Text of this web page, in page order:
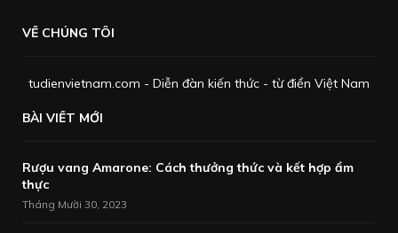
VỀ CHÚNG TÔI
tudienvietnam.com - Diễn đàn kiến thức - từ điển Việt Nam
BÀI VIẾT MỚI
Rượu vang Amarone: Cách thưởng thức và kết hợp ẩm
thực
Tháng Mười 30, 2023